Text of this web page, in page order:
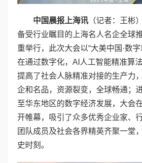
中国晨报上海讯 （记者：王彬
备受行业瞩目的上海名人名企全球
重举行，此次大会以“大美中国·数
在通过数字化，AI人工智能精准算
提高了社会人脉精准对接的生产力
企和名品，资源裂变，全球畅通；
至华东地区的数字经济发展，大会
开帷幕，吸引了众多优秀企业家、
团队成员及社会各界精英齐聚一堂
史时刻。